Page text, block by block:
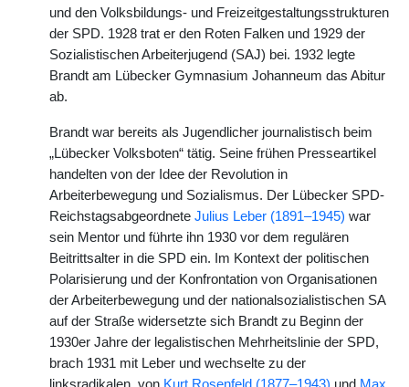
und den Volksbildungs- und Freizeitgestaltungsstrukturen
der SPD. 1928 trat er den Roten Falken und 1929 der
Sozialistischen Arbeiterjugend (SAJ) bei. 1932 legte
Brandt am Lübecker Gymnasium Johanneum das Abitur
ab.
Brandt war bereits als Jugendlicher journalistisch beim
„Lübecker Volksboten“ tätig. Seine frühen Presseartikel
handelten von der Idee der Revolution in
Arbeiterbewegung und Sozialismus. Der Lübecker SPD-
Reichstagsabgeordnete Julius Leber (1891–1945) war
sein Mentor und führte ihn 1930 vor dem regulären
Beitrittsalter in die SPD ein. Im Kontext der politischen
Polarisierung und der Konfrontation von Organisationen
der Arbeiterbewegung und der nationalsozialistischen SA
auf der Straße widersetzte sich Brandt zu Beginn der
1930er Jahre der legalistischen Mehrheitslinie der SPD,
brach 1931 mit Leber und wechselte zu der